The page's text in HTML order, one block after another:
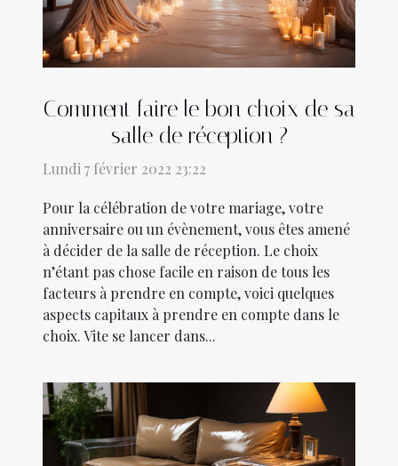
Comment faire le bon choix de sa
salle de réception ?
Lundi 7 février 2022 23:22
Pour la célébration de votre mariage, votre
anniversaire ou un évènement, vous êtes amené
à décider de la salle de réception. Le choix
n’étant pas chose facile en raison de tous les
facteurs à prendre en compte, voici quelques
aspects capitaux à prendre en compte dans le
choix. Vite se lancer dans...